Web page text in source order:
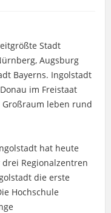
Stadt
Augsburg
Bayerns. Ingolstadt
im Freistaat
Großraum leben rund
hat heute
Regionalzentren
die erste
Hochschule